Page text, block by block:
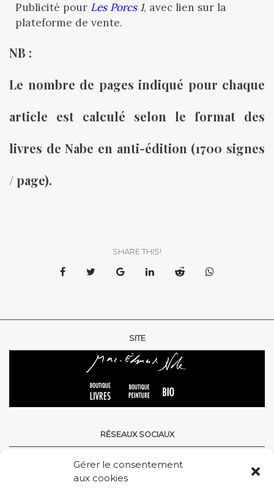
Gérer le consentement
aux cookies
Publicité pour Les Porcs1, avec lien sur la
plateforme de vente.
NB :
Le nombre de pages indiqué pour chaque
article est calculé selon le format des
livres de Nabe en anti-édition (1700 signes
/ page).
SHARE THIS!
SITE
RÉSEAUX SOCIAUX